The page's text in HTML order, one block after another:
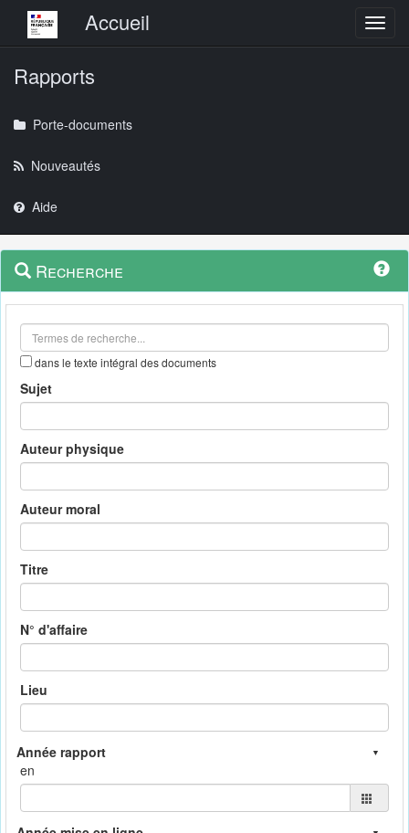
Menu principalAccueil
Rapports
Porte-documents
Nouveautés
Aide
Navigation
outils
Menu
contextuel
Recherche
dans le texte intégral des documents
Sujet
Auteur physique
Auteur moral
Titre
N° d'affaire
Lieu
en